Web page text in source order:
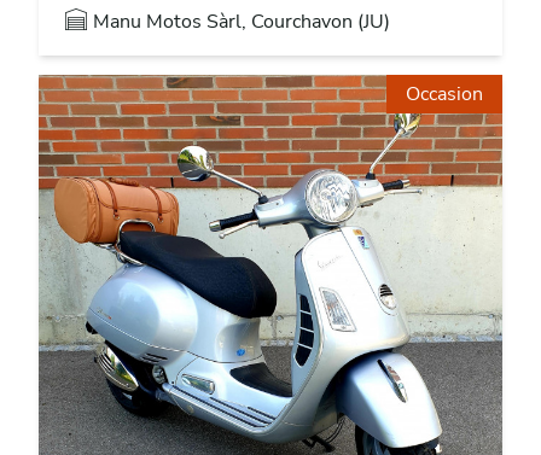
Manu Motos Sàrl, Courchavon (JU)
Occasion